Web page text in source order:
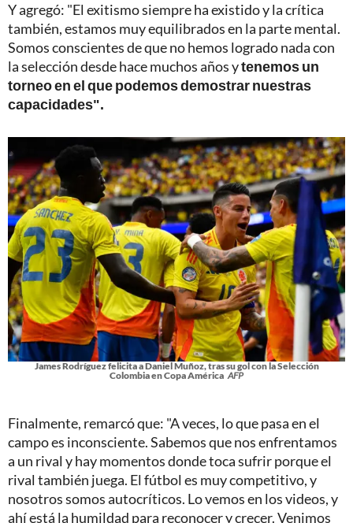
Y agregó: "El exitismo siempre ha existido y la crítica
también, estamos muy equilibrados en la parte mental.
Somos conscientes de que no hemos logrado nada con
la selección desde hace muchos años ytenemos un
torneo en el que podemos demostrar nuestras
capacidades".
James Rodríguez felicita a Daniel Muñoz, tras su gol con la Selección
Colombia en Copa América AFP
Finalmente, remarcó que: "A veces, lo que pasa en el
campo es inconsciente. Sabemos que nos enfrentamos
a un rival y hay momentos donde toca sufrir porque el
rival también juega. El fútbol es muy competitivo, y
nosotros somos autocríticos. Lo vemos en los videos, y
ahí está la humildad para reconocer y crecer. Venimos